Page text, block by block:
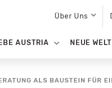
Über Uns
AUSTRIA NEUE